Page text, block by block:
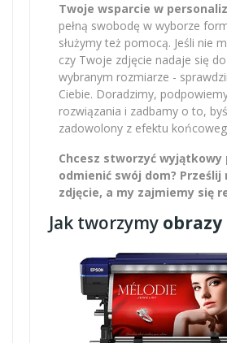
Twoje wsparcie w
pełną swobodę w wyborze
służymy też pomocą. Jeśli nie
czy Twoje zdjęcie nadaje się
wybranym rozmiarze -
Ciebie. Doradzimy,
rozwiązania i zadbamy o to, byś
zadowolony z efektu
Chcesz stworzyć wyjątkowy
odmienić swój dom? Prześlij
zdjęcie, a my zajmiemy się
Jak tworzymyobrazy